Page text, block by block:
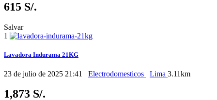
615 S/.
Salvar
1
Lavadora Indurama 21KG
23 de julio de 2025 21:41 Electrodomesticos Lima 3.11km
1,873 S/.